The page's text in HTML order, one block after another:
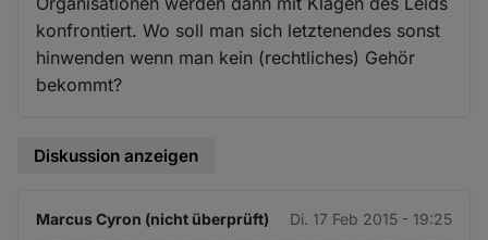
konfrontiert. Wo soll man sich letztenendes sonst
hinwenden wenn man kein (rechtliches) Gehör
bekommt?
Diskussion anzeigen
Marcus Cyron (nicht überprüft) Di. 17 Feb 2015 - 19:25